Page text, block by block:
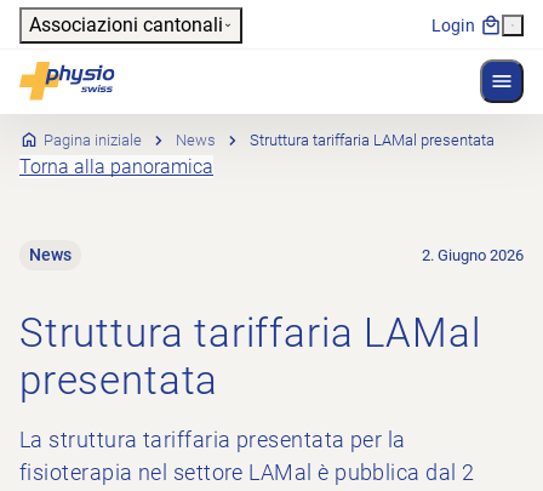
Header
Associazioni cantonali Login
Physioswiss
Navigazione principale
Pagina iniziale News Struttura tariffaria LAMal presentata
Torna alla panoramica
News 2. Giugno 2026
Struttura tariffaria LAMal
presentata
La struttura tariffaria presentata per la
fisioterapia nel settore LAMal è pubblica dal 2